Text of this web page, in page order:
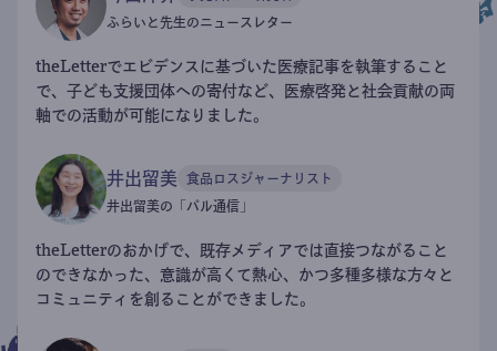
ふらいと先生のニュースレター
theLetterでエビデンスに基づいた医療記事を執筆すること
で、子ども支援団体への寄付など、医療啓発と社会貢献の両
軸での活動が可能になりました。
井出留美 食品ロスジャーナリスト
井出留美の「パル通信」
theLetterのおかげで、既存メディアでは直接つながること
のできなかった、意識が高くて熱心、かつ多種多様な方々と
コミュニティを創ることができました。